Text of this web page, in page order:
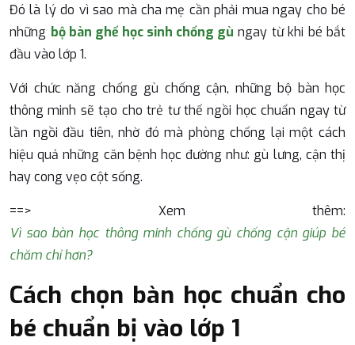
Đó là lý do vì sao mà cha mẹ cần phải mua ngay cho bé
những bộ bàn ghế học sinh chống gù ngay từ khi bé bắt
đầu vào lớp 1.
Với chức năng chống gù chống cận, những bộ bàn học
thông minh sẽ tạo cho trẻ tư thế ngồi học chuẩn ngay từ
lần ngồi đầu tiên, nhờ đó mà phòng chống lại một cách
hiệu quả những căn bệnh học đường như: gù lưng, cận thị
hay cong vẹo cột sống.
==> Xem thêm:
Vì sao bàn học thông minh chống gù chống cận giúp bé
chăm chỉ hơn?
Cách chọn bàn học chuẩn cho
bé chuẩn bị vào lớp 1